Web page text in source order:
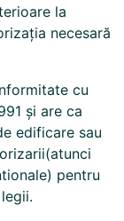
la
necesară
cu
și are ca
edificare sau
pentru